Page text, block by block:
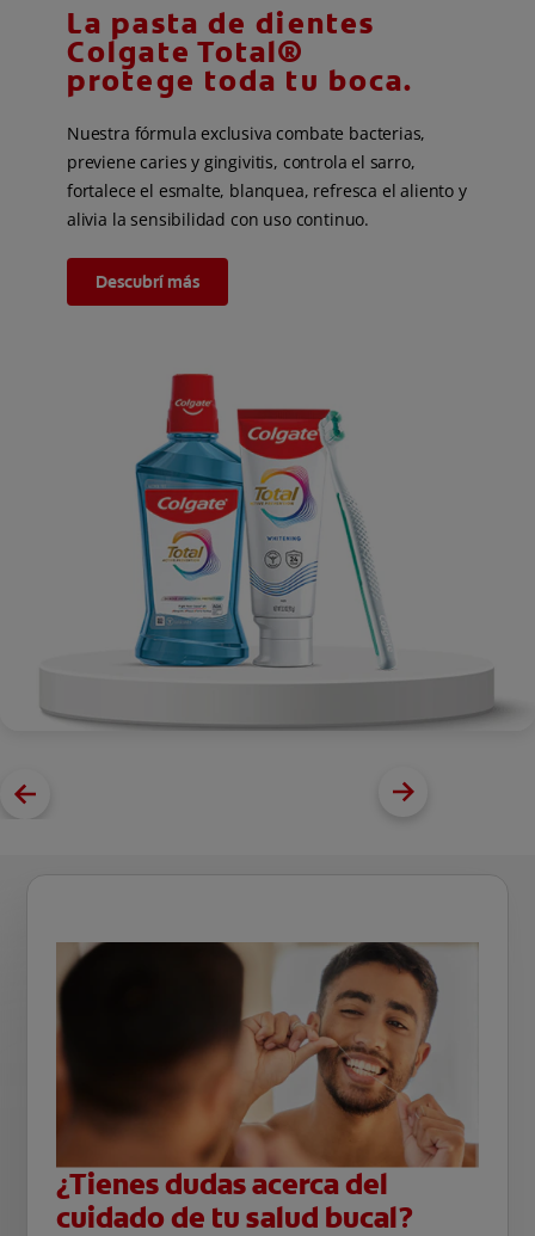
La pasta de dientes
Colgate Total®
protege toda tu boca.
Nuestra fórmula exclusiva combate bacterias,
previene caries y gingivitis, controla el sarro,
fortalece el esmalte, blanquea, refresca el aliento y
alivia la sensibilidad con uso continuo.
Descubrí más
¿Tienes dudas acerca del
cuidado de tu salud bucal?